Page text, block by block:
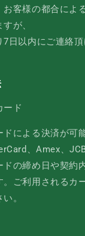
お客様の都合によ
が、
7日以内にご連絡
ド
による決済が可
、Amex、JCB
ドの締め日や契約
。ご利用されるカ
。